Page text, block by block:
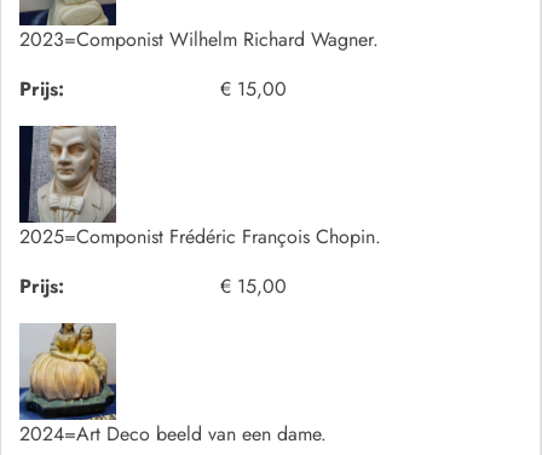
2023=Componist Wilhelm Richard Wagner.
Prijs:
€ 15,00
2025=Componist Frédéric François Chopin.
Prijs:
€ 15,00
2024=Art Deco beeld van een dame.